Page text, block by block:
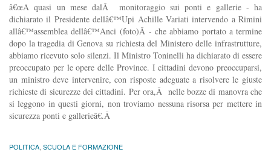
â€œA quasi un mese dalÂ monitoraggio sui ponti e gallerie - ha
dichiarato il Presidente dellâ€™Upi Achille Variati intervendo a Rimini
allâ€™assemblea dellâ€™Anci (foto)Â - che abbiamo portato a termine
dopo la tragedia di Genova su richiesta del Ministero delle infrastrutture,
abbiamo ricevuto solo silenzi. Il Ministro Toninelli ha dichiarato di essere
preoccupato per le opere delle Province. I cittadini devono preoccuparsi,
un ministro deve intervenire, con risposte adeguate a risolvere le giuste
richieste di sicurezze dei cittadini. Per ora,Â nelle bozze di manovra che
si leggono in questi giorni, non troviamo nessuna risorsa per mettere in
sicurezza ponti e gallerieâ€.Â
POLITICA SCUOLA E FORMAZIONE